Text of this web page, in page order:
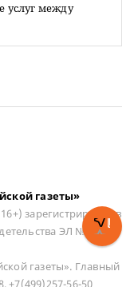
услуг между
газеты»
зарегистрирован в
ЭЛ № ФС 77
газеты». Главный
+7(499)257-56-50